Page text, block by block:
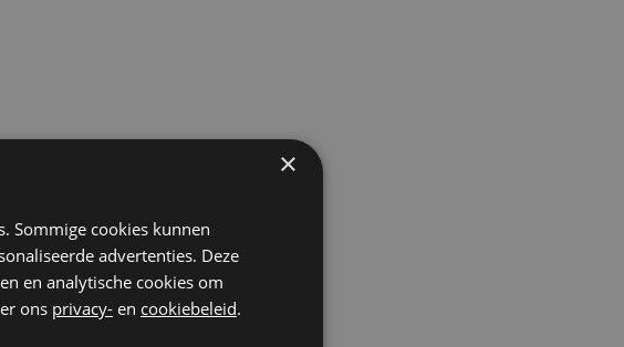
×
Sommige cookies kunnen
advertenties. Deze
en analytische cookies om
ons privacy- en cookiebeleid.